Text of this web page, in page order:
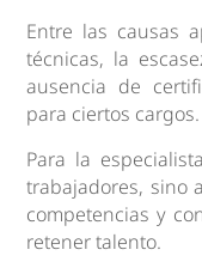
Entre las causas
técnicas, la
ausencia de
para ciertos cargos.
Para la
trabajadores, sino
competencias y
retener talento.